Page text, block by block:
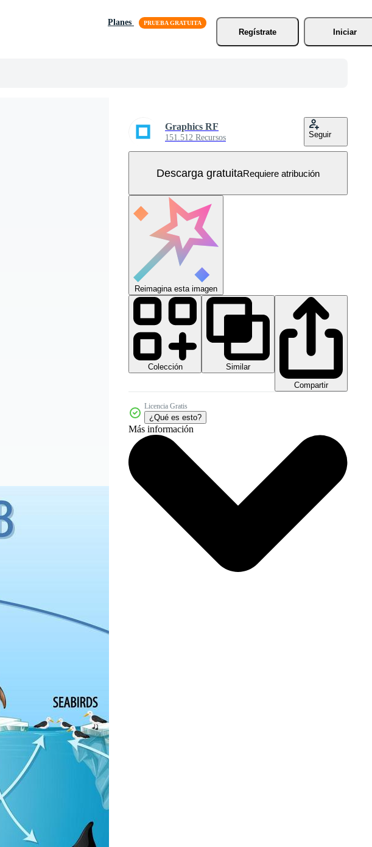
Planes
Regístrate
Iniciar
Graphics RF
151.512 Recursos Seguir
Descarga gratuitaRequiere atribución
Reimagina esta imagen
Colección
Similar
Compartir
Licencia Gratis
¿Qué es esto?
Más información